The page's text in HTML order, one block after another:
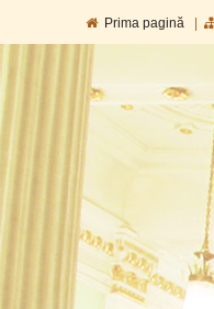
Prima pagină